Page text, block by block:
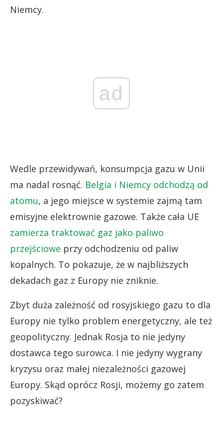
Niemcy.
ad
Wedle przewidywań, konsumpcja gazu w Unii
ma nadal rosnąć. Belgia i Niemcy odchodzą od
atomu, a jego miejsce w systemie zajmą tam
emisyjne elektrownie gazowe. Także cała UE
zamierza traktować gaz jako paliwo
przejściowe przy odchodzeniu od paliw
kopalnych. To pokazuje, że w najbliższych
dekadach gaz z Europy nie zniknie.
Zbyt duża zależność od rosyjskiego gazu to dla
Europy nie tylko problem energetyczny, ale też
geopolityczny. Jednak Rosja to nie jedyny
dostawca tego surowca. I nie jedyny wygrany
kryzysu oraz małej niezależności gazowej
Europy. Skąd oprócz Rosji, możemy go zatem
pozyskiwać?